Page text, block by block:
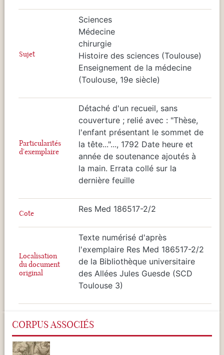
Sujet
Sciences
Médecine
chirurgie
Histoire des sciences (Toulouse)
Enseignement de la médecine
(Toulouse, 19e siècle)
Particularités
d'exemplaire
Détaché d'un recueil, sans
couverture ; relié avec : "Thèse,
l'enfant présentant le sommet de
la tête..."..., 1792 Date heure et
année de soutenance ajoutés à
la main. Errata collé sur la
dernière feuille
Cote Res Med 186517-2/2
Localisation
du document
original
Texte numérisé d'après
l'exemplaire Res Med 186517-2/2
de la Bibliothèque universitaire
des Allées Jules Guesde (SCD
Toulouse 3)
CORPUS ASSOCIÉS